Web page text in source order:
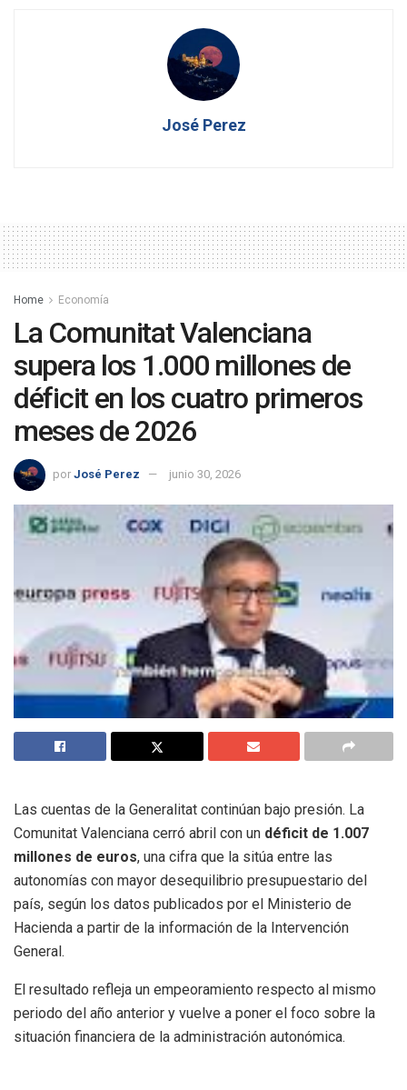
José Perez
Home Economía
La Comunitat Valenciana
supera los 1.000 millones de
déficit en los cuatro primeros
meses de 2026
por José Perez junio 30, 2026
Las cuentas de la Generalitat continúan bajo presión. La
Comunitat Valenciana cerró abril con un déficit de 1.007
millones de euros, una cifra que la sitúa entre las
autonomías con mayor desequilibrio presupuestario del
país, según los datos publicados por el Ministerio de
Hacienda a partir de la información de la Intervención
General.
El resultado refleja un empeoramiento respecto al mismo
periodo del año anterior y vuelve a poner el foco sobre la
situación financiera de la administración autonómica.